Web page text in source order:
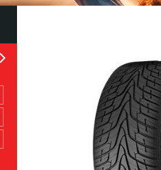
ROULAGE À PLAT